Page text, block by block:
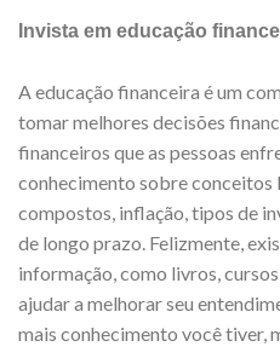
Invista em educação
A educação financeira é um
tomar melhores decisões
financeiros que as pessoas
conhecimento sobre conceitos
compostos, inflação, tipos de
de longo prazo. Felizmente,
informação, como livros,
ajudar a melhorar seu
mais conhecimento você tiver,